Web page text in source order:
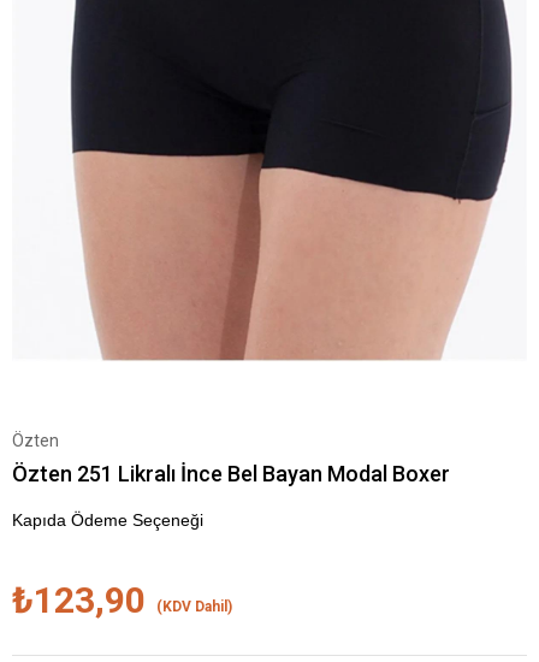
Özten
Özten 251 Likralı İnce Bel Bayan Modal Boxer
Kapıda Ödeme Seçeneği
₺123,90 (KDV Dahil)